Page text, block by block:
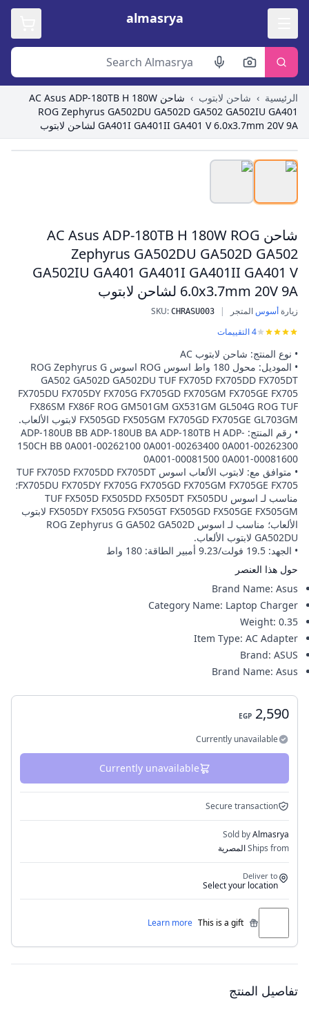
almasrya
الرئيسية › شاحن لابتوب ›
شاحن AC Asus ADP-180TB H 180W
ROG Zephyrus GA502DU GA502D GA502 GA502IU GA401
GA401I GA401II GA401 V 6.0x3.7mm 20V 9A لشاحن لابتوب
Roll over image to zoom in
شاحن AC Asus ADP-180TB H 180W ROG
Zephyrus GA502DU GA502D GA502
GA502IU GA401 GA401I GA401II GA401 V
6.0x3.7mm 20V 9A لشاحن لابتوب
شاحن AC Asus ADP-180TB H 180W ROG Zephyrus GA502DU GA502D GA502 GA502IU GA401 GA401I GA401II GA401 V 6.0x3.7mm 20V 9A لشاحن لابتوب
زيارةأسوسالمتجر |
SKU: CHRASU003
4التقييمات
• نوع المنتج: شاحن لابتوب AC
• الموديل: محول 180 واط اسوس ROG اسوس ROG Zephyrus G
GA502 GA502D GA502DU TUF FX705D FX705DD FX705DT
FX705DU FX705DY FX705G FX705GD FX705GM FX705GE FX705
FX86SM FX86F ROG GM501GM GX531GM GL504G ROG TUF
FX505GD FX505GM FX705GD FX705GE GL703GM لابتوب الألعاب.
• رقم المنتج: ADP-180UB BB ADP-180UB BA ADP-180TB H ADP-
150CH BB 0A001-00262100 0A001-00263400 0A001-00262300
0A001-00081500 0A001-00081600
• متوافق مع: لابتوب الألعاب اسوس TUF FX705D FX705DD FX705DT
FX705DU FX705DY FX705G FX705GD FX705GM FX705GE FX705؛
مناسب لـ اسوس TUF FX505D FX505DD FX505DT FX505DU
FX505DY FX505G FX505GT FX505GD FX505GE FX505GM لابتوب
الألعاب؛ مناسب لـ اسوس ROG Zephyrus G GA502 GA502D
GA502DU لابتوب الألعاب.
• الجهد: 19.5 فولت/9.23 أمبير الطاقة: 180 واط
حول هذا العنصر
Brand Name: Asus
Category Name: Laptop Charger
Weight: 0.35
Item Type: AC Adapter
Brand: ASUS
Brand Name: Asus
2,590
EGP
Currently unavailable
Currently unavailable
Secure transaction
Sold byAlmasrya
Ships fromالمصرية
Deliver to
Select your location
This is a gift
Learn more
تفاصيل المنتج